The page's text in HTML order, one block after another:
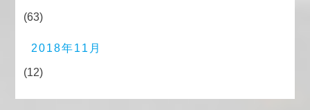
(63)
2018年11月
(12)